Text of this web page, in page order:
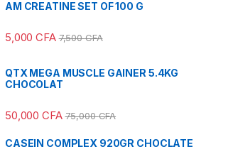
AM CREATINE SET OF 100 G
5,000CFA 7,500CFA
QTX MEGA MUSCLE GAINER 5.4KG
CHOCOLAT
50,000CFA 75,000CFA
CASEIN COMPLEX 920GR CHOCLATE